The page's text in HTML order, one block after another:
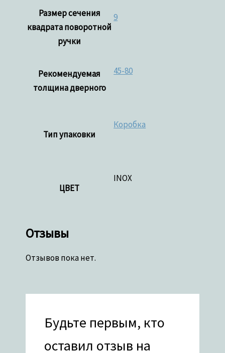
Размер сечения
квадрата поворотной
ручки
9
Рекомендуемая
толщина дверного
45-80
Тип упаковки
Коробка
ЦВЕТ
INOX
Отзывы
Отзывов пока нет.
Будьте первым, кто
оставил отзыв на